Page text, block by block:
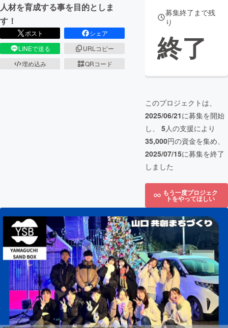
人材を育成する事を目的としま
す！
ポスト
シェア
LINEで送る
URLコピー
埋め込み
QRコード
募集終了まで残
り
終了
このプロジェクトは、
2025/06/21に募集を開始
し、 5人の支援により
35,000円の資金を集め、
2025/07/15に募集を終了
しました
もう一度プロジェク
トをやってほしい